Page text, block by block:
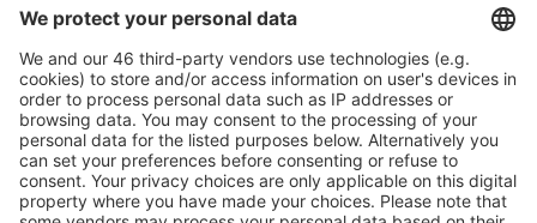
Schnell und einfach suchen
Angebot an Ihre Bedürfnisse angepasst.
Sicher planen